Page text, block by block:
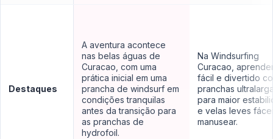
Destaques
A aventura acontece
nas belas águas de
Curacao, com uma
prática inicial em uma
prancha de windsurf em
condições tranquilas
antes da transição para
as pranchas de
hydrofoil.
Na Windsurfing
Curacao,
fácil e divertido
pranchas
para maior
e velas leves
manusear.